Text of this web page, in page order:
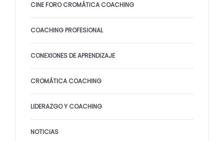
CINE FORO CROMÁTICA COACHING
COACHING PROFESIONAL
CONEXIONES DE APRENDIZAJE
CROMÁTICA COACHING
LIDERAZGO Y COACHING
NOTICIAS